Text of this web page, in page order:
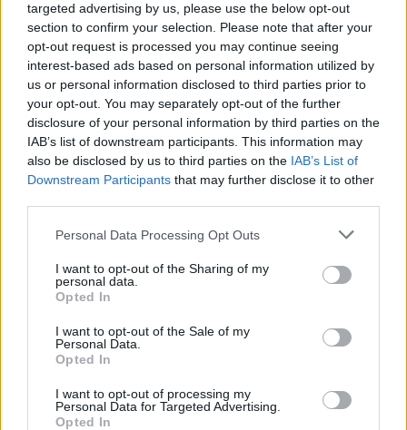
targeted advertising by us, please use the below opt-out
section to confirm your selection. Please note that after your
opt-out request is processed you may continue seeing
interest-based ads based on personal information utilized by
us or personal information disclosed to third parties prior to
your opt-out. You may separately opt-out of the further
disclosure of your personal information by third parties on the
IAB’s list of downstream participants. This information may
also be disclosed by us to third parties on the IAB’s List of
Downstream Participants that may further disclose it to other
Please note that this website/app uses one or more Google
not limited to your visit or usage behaviour. You may click to
grant or deny consent to Google and its third-party tags to
use your data for below specified purposes in below Google
consent section.
Personal Data Processing Opt Outs
I want to opt-out of the Sharing of my
personal data.
Opted In
I want to opt-out of the Sale of my
Personal Data.
Opted In
I want to opt-out of processing my
Personal Data for Targeted Advertising.
Opted In
πραγματοποιήσει αξιωματούχος χαμηλότερου
επιπέδου.
Μετά τις χειραψίες με την κινεζική αντιπροσωπεία,
ο Τραμπ επιβιβάστηκε στο θωρακισμένο
προεδρικό όχημα «The Beast» και αναχώρησε για
το κέντρο της πόλης.